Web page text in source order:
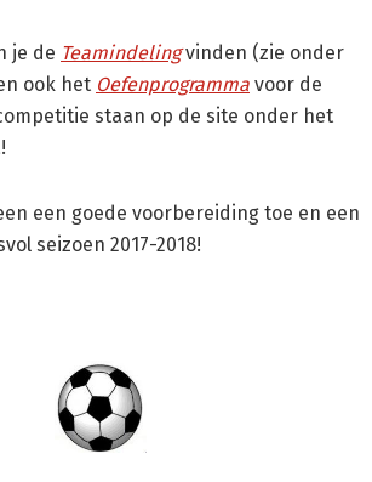
je de Teamindelingvinden (zie onder
ook het Oefenprogramma voor de
staan op de site onder het
een goede voorbereiding toe en een
seizoen 2017-2018!